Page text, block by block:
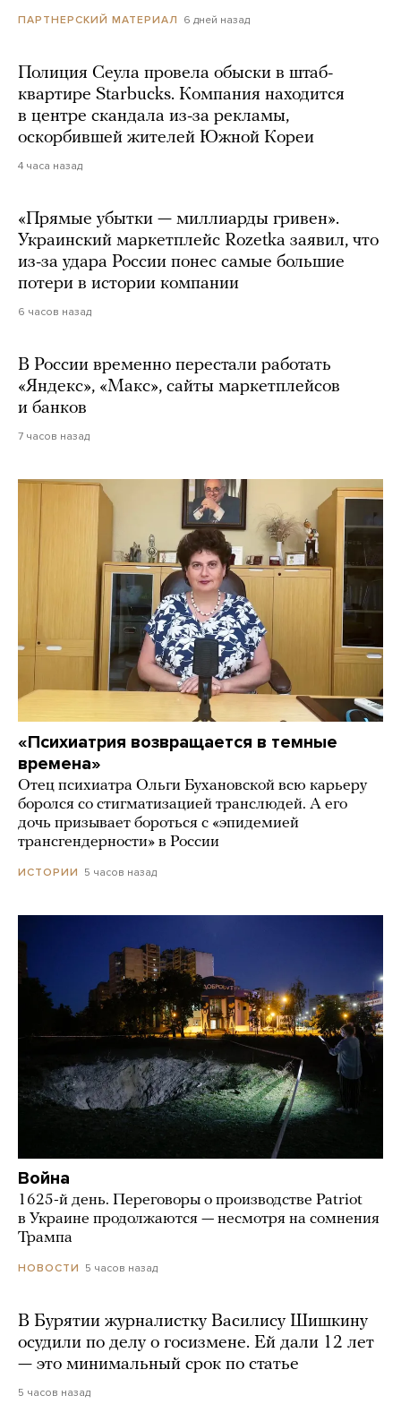
ПАРТНЕРСКИЙ МАТЕРИАЛ 6 дней назад
Полиция Сеула провела обыски в штаб-
квартире Starbucks. Компания находится
в центре скандала из-за рекламы,
оскорбившей жителей Южной Кореи
4 часа назад
«Прямые убытки — миллиарды гривен».
Украинский маркетплейс Rozetka заявил, что
из-за удара России понес самые большие
потери в истории компании
6 часов назад
В России временно перестали работать
«Яндекс», «Макс», сайты маркетплейсов
и банков
7 часов назад
«Психиатрия возвращается в темные
времена»
Отец психиатра Ольги Бухановской всю карьеру
боролся со стигматизацией транслюдей. А его
дочь призывает бороться с «эпидемией
трансгендерности» в России
ИСТОРИИ 5 часов назад
Война
1625-й день. Переговоры о производстве Patriot
в Украине продолжаются — несмотря на сомнения
Трампа
НОВОСТИ 5 часов назад
В Бурятии журналистку Василису Шишкину
осудили по делу о госизмене. Ей дали 12 лет
— это минимальный срок по статье
5 часов назад